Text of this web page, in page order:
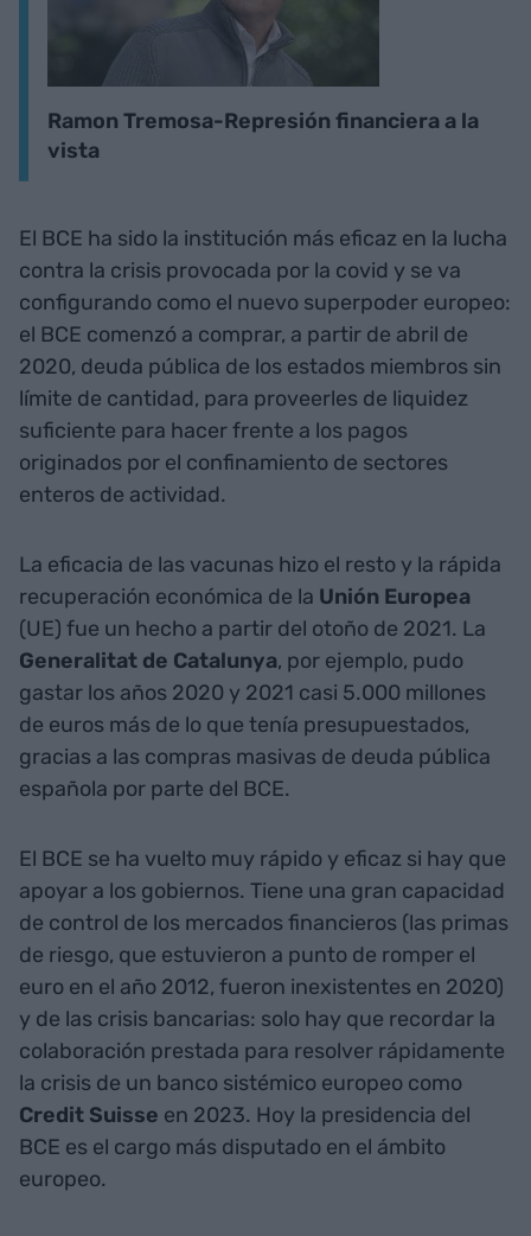
Ramon Tremosa-Represión financiera a la
vista
El BCE ha sido la institución más eficaz en la lucha
contra la crisis provocada por la covid y se va
configurando como el nuevo superpoder europeo:
el BCE comenzó a comprar, a partir de abril de
2020, deuda pública de los estados miembros sin
límite de cantidad, para proveerles de liquidez
suficiente para hacer frente a los pagos
originados por el confinamiento de sectores
enteros de actividad.
La eficacia de las vacunas hizo el resto y la rápida
recuperación económica de la Unión Europea
(UE) fue un hecho a partir del otoño de 2021. La
Generalitat de Catalunya, por ejemplo, pudo
gastar los años 2020 y 2021 casi 5.000 millones
de euros más de lo que tenía presupuestados,
gracias a las compras masivas de deuda pública
española por parte del BCE.
El BCE se ha vuelto muy rápido y eficaz si hay que
apoyar a los gobiernos. Tiene una gran capacidad
de control de los mercados financieros (las primas
de riesgo, que estuvieron a punto de romper el
euro en el año 2012, fueron inexistentes en 2020)
y de las crisis bancarias: solo hay que recordar la
colaboración prestada para resolver rápidamente
la crisis de un banco sistémico europeo como
Credit Suisse en 2023. Hoy la presidencia del
BCE es el cargo más disputado en el ámbito
europeo.